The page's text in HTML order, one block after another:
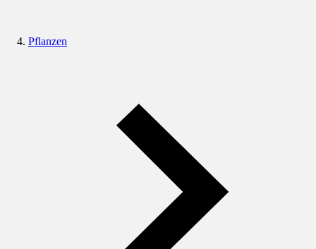
Pflanzen